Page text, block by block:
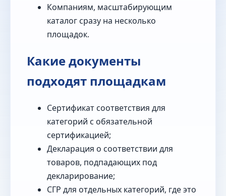
Компаниям, масштабирующим
каталог сразу на несколько
площадок.
Какие документы
подходят площадкам
Сертификат соответствия для
категорий с обязательной
сертификацией;
Декларация о соответствии для
товаров, подпадающих под
декларирование;
СГР для отдельных категорий, где это